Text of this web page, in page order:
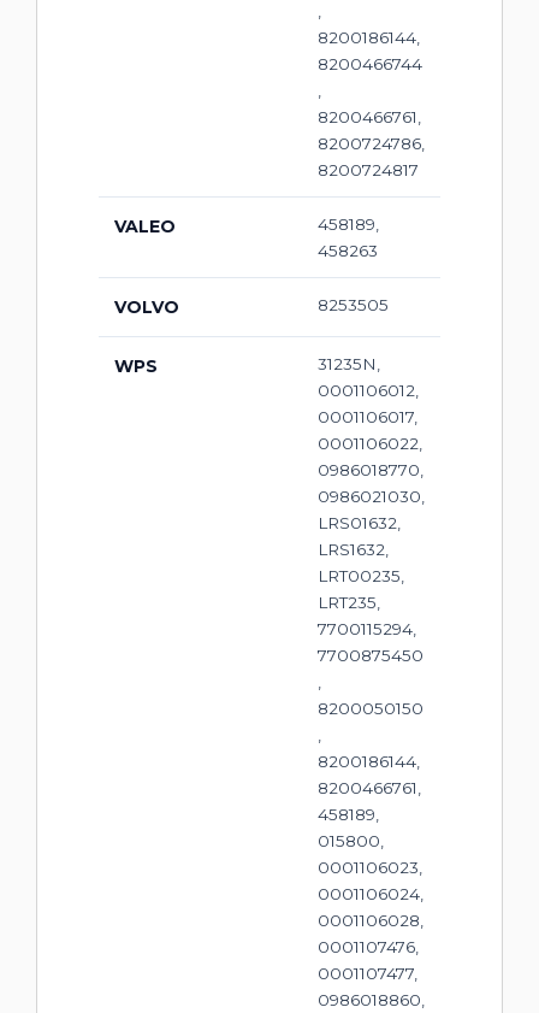
,
8200186144,
8200466744
,
8200466761,
8200724786,
8200724817
VALEO
458189,
458263
VOLVO 8253505
WPS
31235N,
0001106012,
0001106017,
0001106022,
0986018770,
0986021030,
LRS01632,
LRS1632,
LRT00235,
LRT235,
7700115294,
7700875450
,
8200050150
,
8200186144,
8200466761,
458189,
015800,
0001106023,
0001106024,
0001106028,
0001107476,
0001107477,
0986018860,